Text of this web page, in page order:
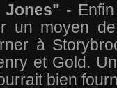
Jones" -
un moyen
à
et Gold.
bien